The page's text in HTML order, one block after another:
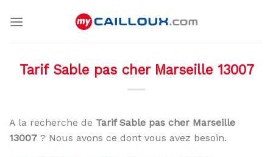
Tarif Sable pas cher Marseille 13007
A la recherche de Tarif Sable pas cher Marseille
13007 ? Nous avons ce dont vous avez besoin.